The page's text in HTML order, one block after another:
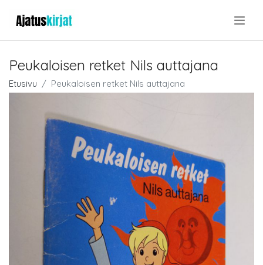
Peukaloisen retket Nils auttajana
Etusivu Peukaloisen retket Nils auttajana